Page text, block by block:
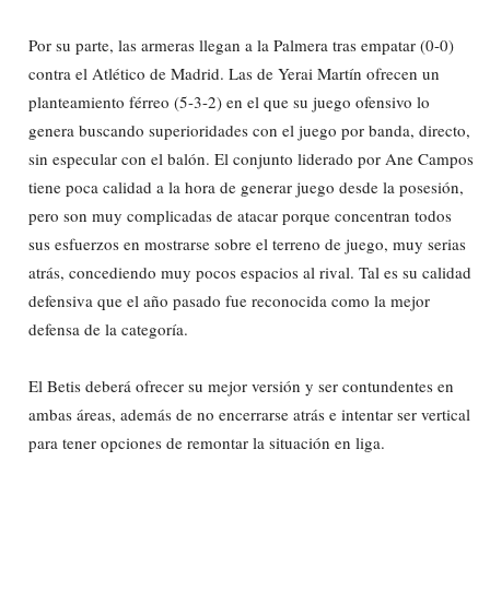
Por su parte, las armeras llegan a la Palmera tras empatar (0-0)
contra el Atlético de Madrid. Las de Yerai Martín ofrecen un
planteamiento férreo (5-3-2) en el que su juego ofensivo lo
genera buscando superioridades con el juego por banda, directo,
sin especular con el balón. El conjunto liderado por Ane Campos
tiene poca calidad a la hora de generar juego desde la posesión,
pero son muy complicadas de atacar porque concentran todos
sus esfuerzos en mostrarse sobre el terreno de juego, muy serias
atrás, concediendo muy pocos espacios al rival. Tal es su calidad
defensiva que el año pasado fue reconocida como la mejor
defensa de la categoría.
El Betis deberá ofrecer su mejor versión y ser contundentes en
ambas áreas, además de no encerrarse atrás e intentar ser vertical
para tener opciones de remontar la situación en liga.